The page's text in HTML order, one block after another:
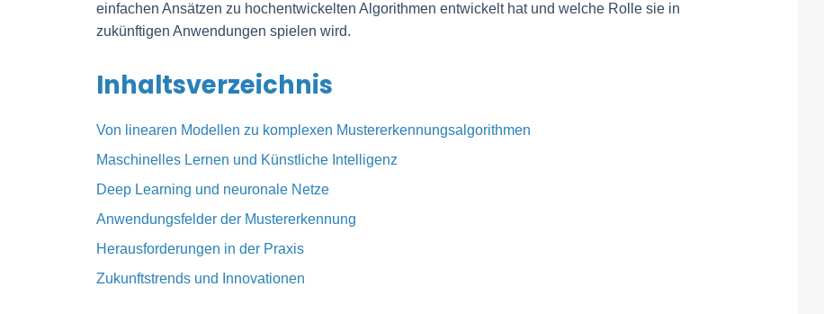
einfachen Ansätzen zu hochentwickelten Algorithmen entwickelt hat und welche Rolle sie in
zukünftigen Anwendungen spielen wird.
Inhaltsverzeichnis
Von linearen Modellen zu komplexen Mustererkennungsalgorithmen
Maschinelles Lernen und Künstliche Intelligenz
Deep Learning und neuronale Netze
Anwendungsfelder der Mustererkennung
Herausforderungen in der Praxis
Zukunftstrends und Innovationen